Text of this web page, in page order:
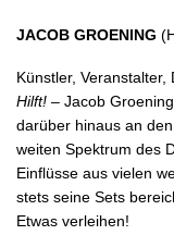
JACOB GROENING
Künstler,
Hilft! – Jacob
darüber hinaus an
weiten Spektrum des
Einflüsse aus vielen
stets seine Sets
Etwas verleihen!